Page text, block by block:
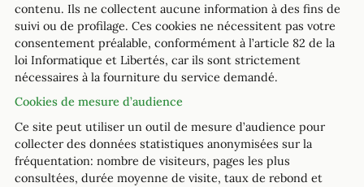
contenu. Ils ne collectent aucune information à des fins de
suivi ou de profilage. Ces cookies ne nécessitent pas votre
consentement préalable, conformément à l’article 82 de la
loi Informatique et Libertés, car ils sont strictement
nécessaires à la fourniture du service demandé.
Cookies de mesure d’audience
Ce site peut utiliser un outil de mesure d’audience pour
collecter des données statistiques anonymisées sur la
fréquentation: nombre de visiteurs, pages les plus
consultées, durée moyenne de visite, taux de rebond et